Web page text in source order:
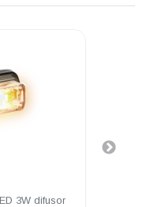
3W difusor